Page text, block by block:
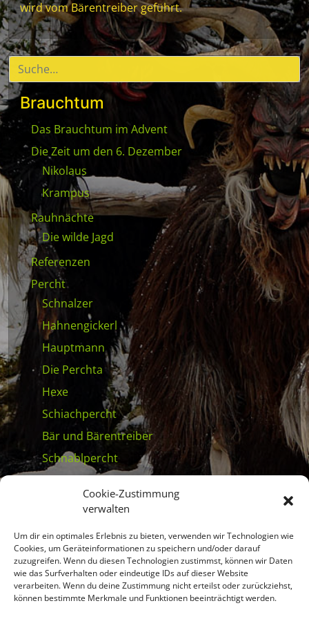
Cookie-Zustimmung
verwalten
Um dir ein optimales Erlebnis zu bieten, verwenden wir Technologien wie
Cookies, um Geräteinformationen zu speichern und/oder darauf
zuzugreifen. Wenn du diesen Technologien zustimmst, können wir Daten
wie das Surfverhalten oder eindeutige IDs auf dieser Website
verarbeiten. Wenn du deine Zustimmung nicht erteilst oder zurückziehst,
können bestimmte Merkmale und Funktionen beeinträchtigt werden.
wird vom Bärentreiber geführt.
Brauchtum
Das Brauchtum im Advent
Die Zeit um den 6. Dezember
Nikolaus
Krampus
Rauhnächte
Die wilde Jagd
Referenzen
Percht
Schnalzer
Hahnengickerl
Hauptmann
Die Perchta
Hexe
Schiachpercht
Bär und Bärentreiber
Schnablpercht
Habergoaß
Schleifer
Zapfenmandl, Waldmandl
Moosmandl
Vogel